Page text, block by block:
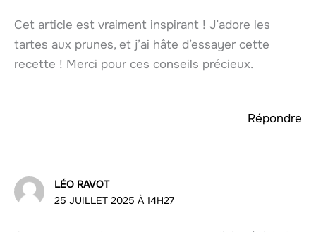
Cet article est vraiment inspirant ! J’adore les
tartes aux prunes, et j’ai hâte d’essayer cette
recette ! Merci pour ces conseils précieux.
Répondre
LÉO RAVOT
25 JUILLET 2025 À 14H27